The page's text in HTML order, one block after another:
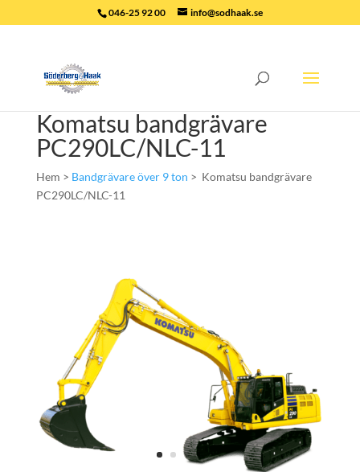
046-25 92 00 info@sodhaak.se
Komatsu bandgrävare
PC290LC/NLC-11
Hem > Bandgrävare över 9 ton > Komatsu bandgrävare
PC290LC/NLC-11